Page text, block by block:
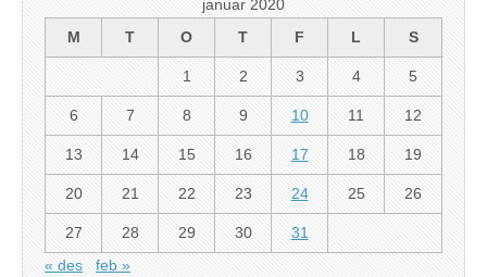
januar 2020
M
T O T F L S
1 2 3 4 5
6 7 8 9 10 11 12
13 14 15 16 17 18 19
20 21 22 23 24 25 26
27 28 29 30
31
« des
feb »